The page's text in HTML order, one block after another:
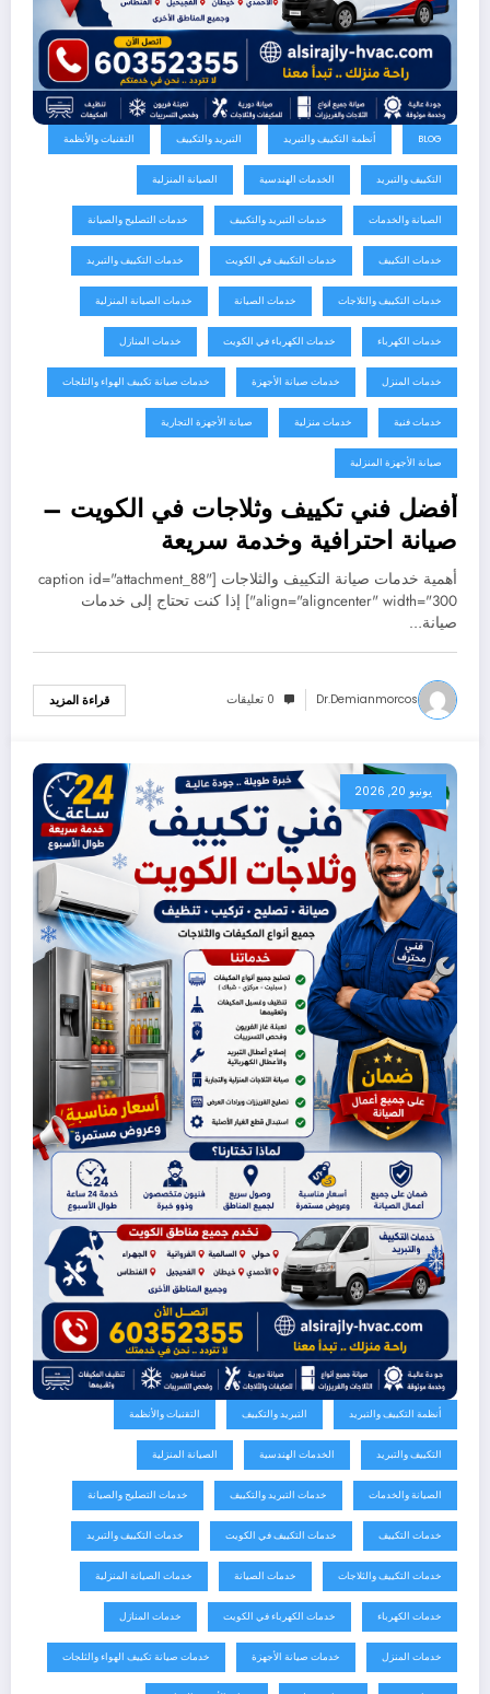
BLOG أنظمة التكييف والتبريد التبريد والتكييف التقنيات والأنظمة
التكييف والتبريد الخدمات الهندسية الصيانة المنزلية
الصيانة والخدمات خدمات التبريد والتكييف خدمات التصليح والصيانة
خدمات التكييف خدمات التكييف في الكويت خدمات التكييف والتبريد
خدمات التكييف والثلاجات خدمات الصيانة خدمات الصيانة المنزلية
خدمات الكهرباء خدمات الكهرباء في الكويت خدمات المنازل
خدمات المنزل خدمات صيانة الأجهزة خدمات صيانة تكييف الهواء والثلجات
خدمات فنية خدمات منزلية صيانة الأجهزة التجارية
صيانة الأجهزة المنزلية
أفضل فني تكييف وثلاجات في الكويت –
صيانة احترافية وخدمة سريعة
60352355
أهمية خدمات صيانة التكييف والثلاجات [caption id="attachment_88"
align="aligncenter" width="300"] إذا كنت تحتاج إلى خدمات
صيانة…
Dr.demianmorcos 0 تعليقات قراءة المزيد
يونيو 20, 2026
أنظمة التكييف والتبريد التبريد والتكييف التقنيات والأنظمة
التكييف والتبريد الخدمات الهندسية الصيانة المنزلية
الصيانة والخدمات خدمات التبريد والتكييف خدمات التصليح والصيانة
خدمات التكييف خدمات التكييف في الكويت خدمات التكييف والتبريد
خدمات التكييف والثلاجات خدمات الصيانة خدمات الصيانة المنزلية
خدمات الكهرباء خدمات الكهرباء في الكويت خدمات المنازل
خدمات المنزل خدمات صيانة الأجهزة خدمات صيانة تكييف الهواء والثلجات